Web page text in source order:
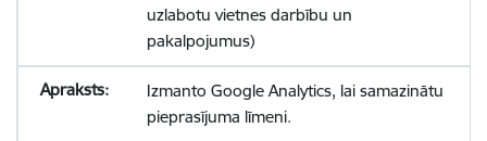
uzlabotu vietnes darbību un
pakalpojumus)
Izmanto Google Analytics, lai samazinātu
pieprasījuma līmeni.